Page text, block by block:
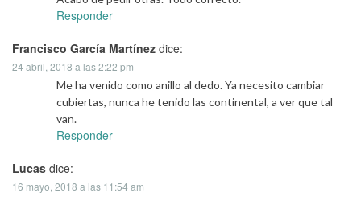
Responder
Francisco García Martínez dice:
24 abril, 2018 a las 2:22 pm
Me ha venido como anillo al dedo. Ya necesito cambiar
cubiertas, nunca he tenido las continental, a ver que tal
van.
Responder
Lucas dice:
16 mayo, 2018 a las 11:54 am